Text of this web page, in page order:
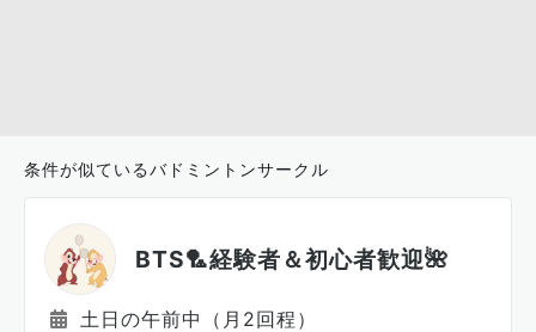
条件が似ているバドミントンサークル
BTS🏸経験者＆初心者歓迎🌺
土日の午前中（月2回程）